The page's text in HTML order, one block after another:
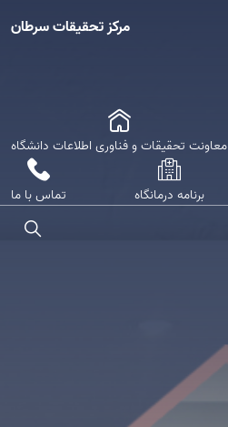
مرکز تحقیقات سرطان
معاونت تحقیقات و فناوری اطلاعات دانشگاه
برنامه درمانگاه تماس با ما